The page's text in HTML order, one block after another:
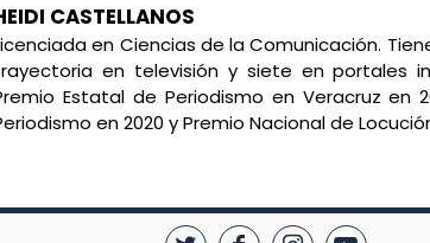
CASTELLANOS
en Ciencias de la Comunicación.
en televisión y siete en portales
Estatal de Periodismo en Veracruz en
en 2020 y Premio Nacional de